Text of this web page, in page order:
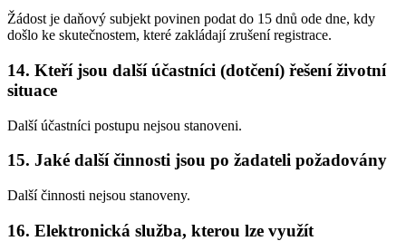
Žádost je daňový subjekt povinen podat do 15 dnů ode dne, kdy
došlo ke skutečnostem, které zakládají zrušení registrace.
14. Kteří jsou další účastníci (dotčení) řešení životní
situace
Další účastníci postupu nejsou stanoveni.
15. Jaké další činnosti jsou po žadateli požadovány
Další činnosti nejsou stanoveny.
16. Elektronická služba, kterou lze využít